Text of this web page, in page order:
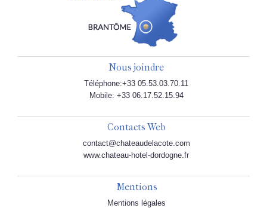
Nous joindre
Téléphone:+33 05.53.03.70.11
Mobile: +33 06.17.52.15.94
Contacts Web
contact@chateaudelacote.com
www.chateau-hotel-dordogne.fr
Mentions
Mentions légales